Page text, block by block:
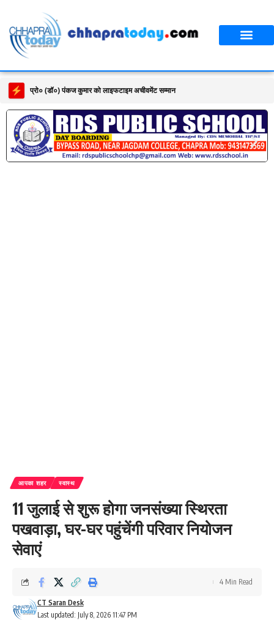
प्रो० (डॉ०) पंकज कुमार को लाइफटाइम अचीवमेंट सम्मान
आपका शहर स्वास्थ
11 जुलाई से शुरू होगा जनसंख्या स्थिरता
पखवाड़ा, घर-घर पहुंचेंगी परिवार नियोजन
सेवाएं
Last updated: July 8, 2026 11:47 PM
CT Saran Desk
4 Min Read